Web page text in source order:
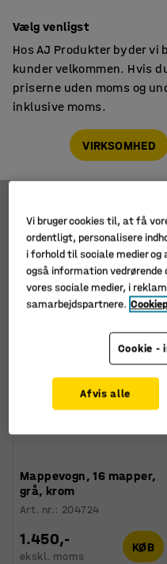
Ringbindskarruseller
Filtre
2 produkter
Mappevogn, 16 mapper,
grå, krom
Art. nr.: 204724
1.450,-
ekskl. moms
KØB
Vælg venligst
Hos AJ Produkter byder vi
kunder velkommen. Hvis
priserne uden moms og
inklusive moms.
VIRKSOMHED
Vi bruger cookies til, at få
ordentligt, personalisere
i forhold til sociale medier
også information vedrørende
vores sociale medier, i
samarbejdspartnere.
Cookie -
Afvis alle